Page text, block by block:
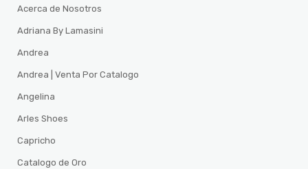
Acerca de Nosotros
Adriana By Lamasini
Andrea
Andrea | Venta Por Catalogo
Angelina
Arles Shoes
Capricho
Catalogo de Oro